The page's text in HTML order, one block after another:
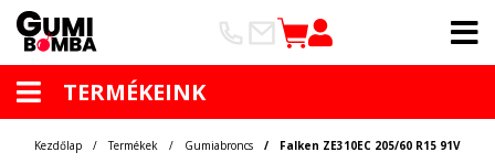
TERMÉKEINK
Kezdőlap Termékek Gumiabroncs Falken ZE310EC 205/60 R15 91V